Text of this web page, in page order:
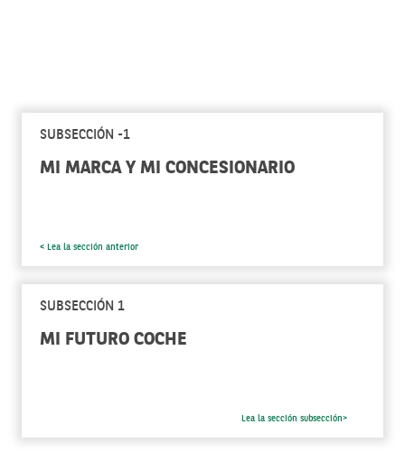
SUBSECCIÓN -1
MI MARCA Y MI CONCESIONARIO
< Lea la sección anterior
SUBSECCIÓN 1
MI FUTURO COCHE
Lea la sección subsección>